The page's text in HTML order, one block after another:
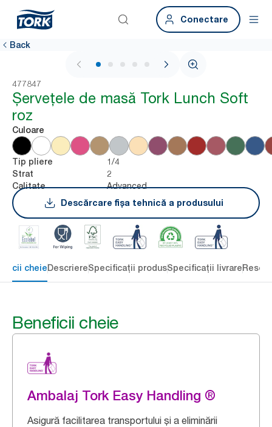
Conectare
Back
1 / 5
477847
Șervețele de masă Tork Lunch Soft
roz
Culoare
Tip pliere 1/4
Strat 2
Calitate
Advanced
Descărcare fișa tehnică a produsului
cheieDescriereSpecificații produsSpecificații livrare
Beneficii cheie
Ambalaj Tork Easy Handling ®
Asigură facilitarea transportului și a eliminării